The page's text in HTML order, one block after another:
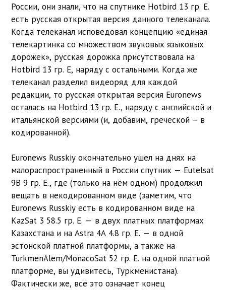
России, они знали, что на спутнике Hotbird 13 гр. Е.
есть русская открытая версия данного телеканала.
Когда телеканал исповедовал концепцию «единая
телекартинка со множеством звуковых языковых
дорожек», русская дорожка присутствовала на
Hotbird 13 гр. Е, наряду с остальными. Когда же
телеканал разделил видеоряд для каждой
редакции, то русская открытая версия Euronews
осталась на Hotbird 13 гр. Е., наряду с английской и
итальянской версиями (и, добавим, греческой – в
кодированной).
Euronews Russkiy окончательно ушел на днях на
малораспространенный в России спутник — Eutelsat
9B 9 гр. E., где (только на нём одном) продолжил
вещать в некодированном виде (заметим, что
Euronews Russkiy есть в кодированном виде на
KazSat 3 58.5 гр. E. — в двух платных платформах
Казахстана и на Astra 4A 4.8 гр. E. — в одной
эстонской платной платформы, а также на
TurkmenÄlem/MonacoSat 52 гр. E. на одной платной
платформе, вы удивитесь, Туркменистана).
Фактически же, всё это означает конец